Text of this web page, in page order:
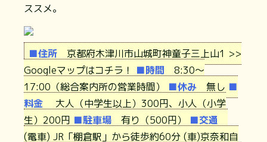
ススメ。
■住所 京都府木津川市山城町神童子三上山1 >>
Googleマップはコチラ！
■時間 8:30〜
17:00（総合案内所の営業時間） ■休み 無し ■
料金
大人（中学生以上）300円、小人（小学
生）200円 ■駐車場 有り（500円） ■交通
(電車) JR「棚倉駅」から徒歩約60分 (車)京奈和自